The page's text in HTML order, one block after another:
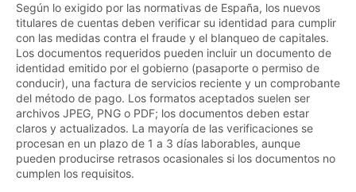
Según lo exigido por las normativas de España, los nuevos
titulares de cuentas deben verificar su identidad para cumplir
con las medidas contra el fraude y el blanqueo de capitales.
Los documentos requeridos pueden incluir un documento de
identidad emitido por el gobierno (pasaporte o permiso de
conducir), una factura de servicios reciente y un comprobante
del método de pago. Los formatos aceptados suelen ser
archivos JPEG, PNG o PDF; los documentos deben estar
claros y actualizados. La mayoría de las verificaciones se
procesan en un plazo de 1 a 3 días laborables, aunque
pueden producirse retrasos ocasionales si los documentos no
cumplen los requisitos.